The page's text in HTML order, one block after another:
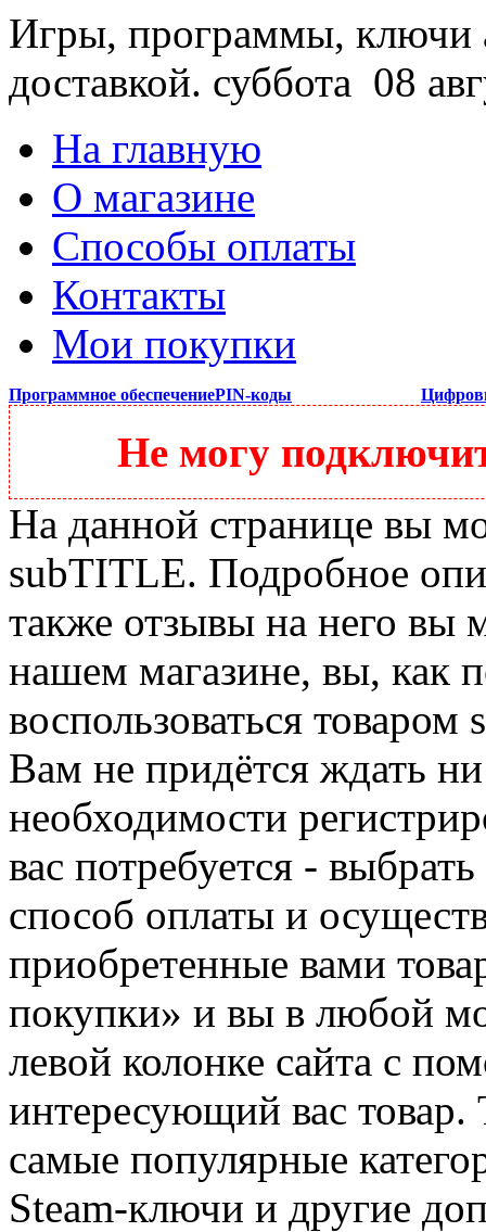
Игры, программы, ключи
доставкой. суббота 08
На главную
О магазине
Способы оплаты
Контакты
Мои покупки
Программное обеспечениеPIN-коды
Не могу
На данной странице вы
subTITLE. Подробное
также отзывы на него вы
нашем магазине, вы, как
воспользоваться
Вам не придётся ждать
необходимости
вас потребуется -
способ оплаты и
приобретенные вами
покупки» и вы в любой
левой колонке сайта с
интересующий вас
самые популярные
Steam-ключи и другие